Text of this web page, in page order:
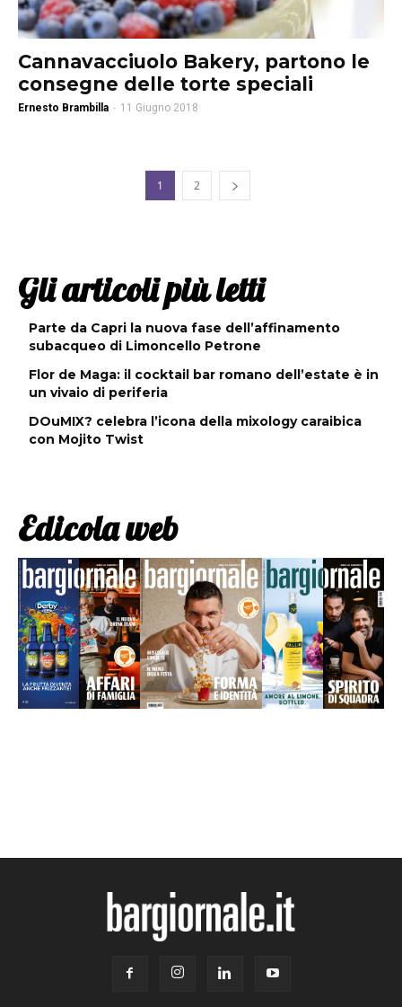
Cannavacciuolo Bakery, partono le
consegne delle torte speciali
Ernesto Brambilla - 11 Giugno 2018
1 2
Gli articoli più letti
Parte da Capri la nuova fase dell’affinamento
subacqueo di Limoncello Petrone
Flor de Maga: il cocktail bar romano dell’estate è in
un vivaio di periferia
DOuMIX? celebra l’icona della mixology caraibica
con Mojito Twist
Edicola web